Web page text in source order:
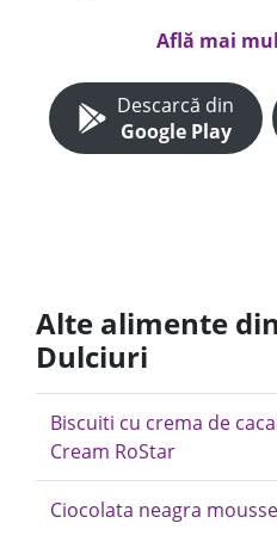
Află mai
Descarcă din
Google Play
Alte alimente
Dulciuri
Biscuiti cu crema de
Cream RoStar
Ciocolata neagra